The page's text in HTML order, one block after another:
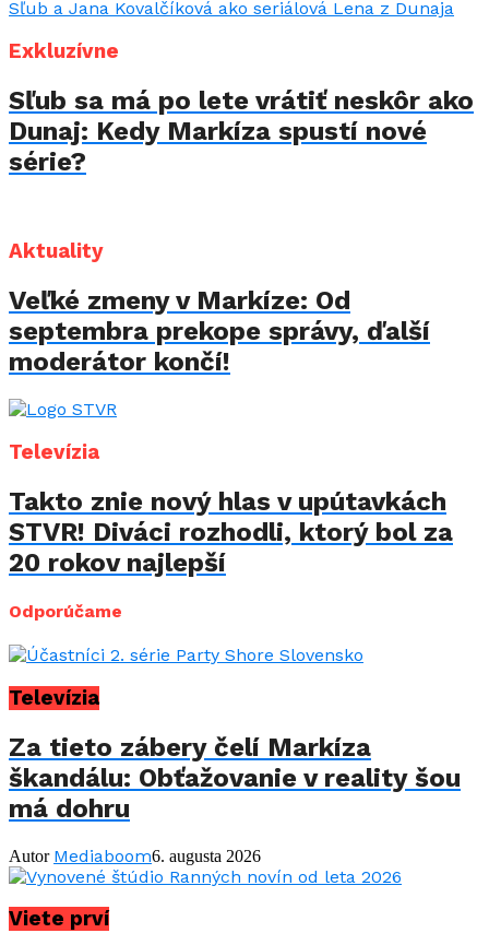
Exkluzívne
Sľub sa má po lete vrátiť neskôr ako
Dunaj: Kedy Markíza spustí nové
série?
Aktuality
Veľké zmeny v Markíze: Od
septembra prekope správy, ďalší
moderátor končí!
Televízia
Takto znie nový hlas v upútavkách
STVR! Diváci rozhodli, ktorý bol za
20 rokov najlepší
Odporúčame
Televízia
Za tieto zábery čelí Markíza
škandálu: Obťažovanie v reality šou
má dohru
Autor Mediaboom6. augusta 2026
Viete prví